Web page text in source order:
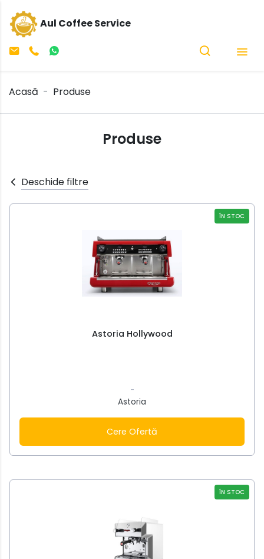
Aul Coffee Service
Acasă Produse
Produse
Deschide filtre
ÎN STOC
Astoria Hollywood
-
Astoria
Cere Ofertă
ÎN STOC